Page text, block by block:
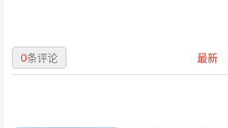
最新
0条评论